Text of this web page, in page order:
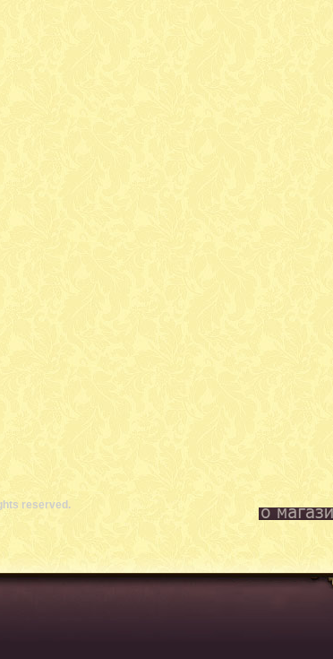
reserved.